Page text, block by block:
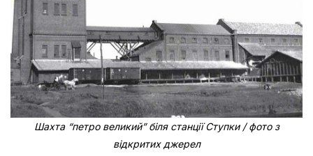
Шахта “петро великий” біля станції Ступки / фото з
відкритих джерел